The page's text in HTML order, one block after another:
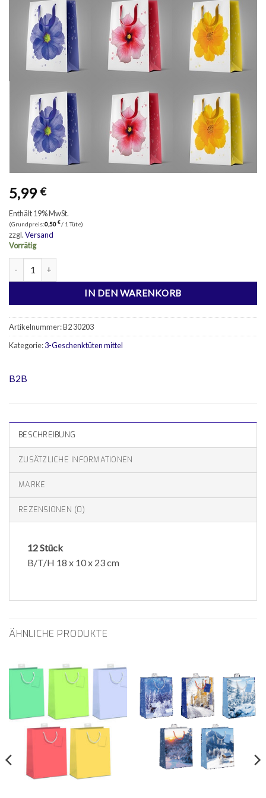
5,99€
Enthält 19% MwSt.
(Grundpreis:0,50 €/ 1 Tüte)
zzgl.Versand
Vorrätig
IN DEN WARENKORB
Artikelnummer:B2 30203
Kategorie:3-Geschenktüten mittel
B2B
BESCHREIBUNG
ZUSÄTZLICHE INFORMATIONEN
MARKE
REZENSIONEN (0)
12 Stück
B/T/H 18 x 10 x 23 cm
ÄHNLICHE PRODUKTE